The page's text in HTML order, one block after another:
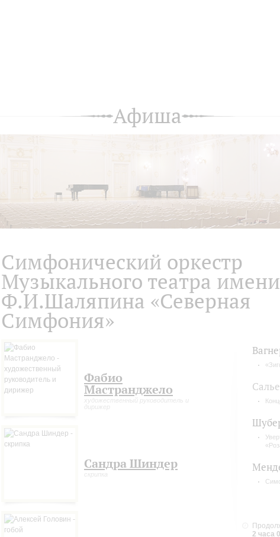
Афиша
Симфонический оркестр
Музыкального театра имени
Ф.И.Шаляпина «Северная
Симфония»
Фабио
Мастранджело
художественный руководитель и
дирижер
Сандра Шиндер
скрипка
2 часа